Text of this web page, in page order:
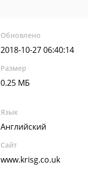
Обновлено
2018-10-27 06:40:14
Размер
0.25 МБ
Язык
Английский
Сайт
www.krisg.co.uk